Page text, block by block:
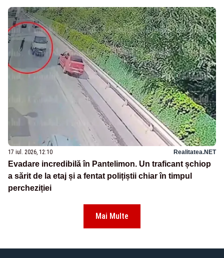
17 iul. 2026, 12:10 Realitatea.NET
Evadare incredibilă în Pantelimon. Un traficant șchiop
a sărit de la etaj și a fentat polițiștii chiar în timpul
percheziției
Mai Multe